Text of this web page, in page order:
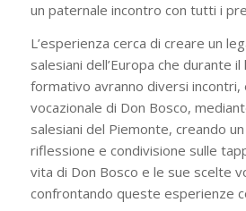
un paternale incontro con tutti i
L’esperienza cerca di creare un
salesiani dell’Europa che durante
formativo avranno diversi
vocazionale di Don Bosco,
salesiani del Piemonte, creando
riflessione e condivisione sulle
vita di Don Bosco e le sue scelte
confrontando queste esperienze